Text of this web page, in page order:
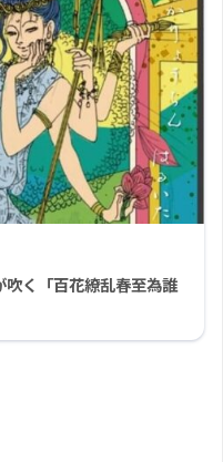
吹く「百花繚乱春至為誰